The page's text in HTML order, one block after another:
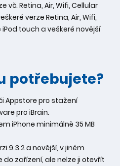
vč. Retina, Air, Wifi, Cellular
verze Retina, Air, Wifi,
touch a veškeré novější
potřebujete?
Appstore pro stažení
pro iBrain.
iPhone minimálně 35 MB
9.3.2 a novější, v jiném
zařízení, ale nelze ji otevřít